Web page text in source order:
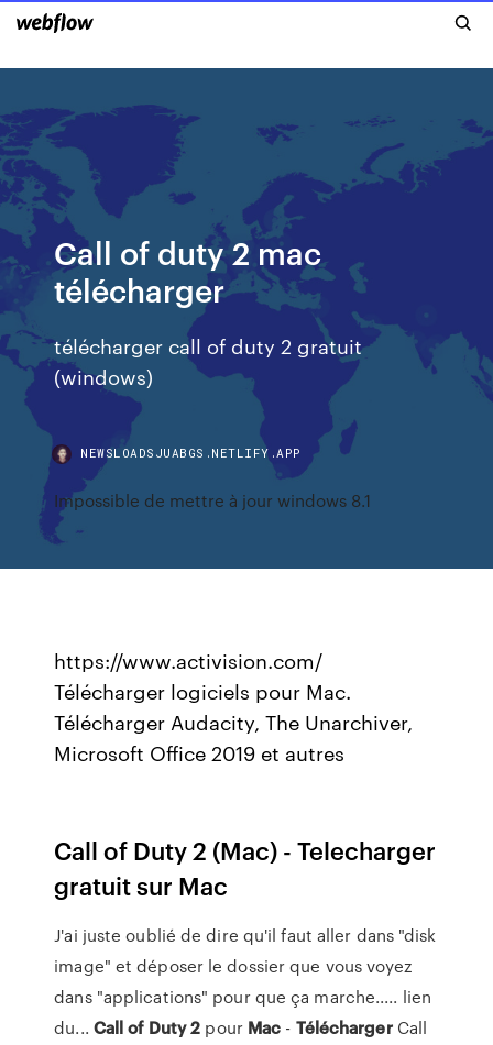
Call of duty 2 mac
télécharger
télécharger call of duty 2 gratuit
(windows)
NEWSLOADSJUABGS.NETLIFY.APP
Impossible de mettre à jour windows 8.1
https://www.activision.com/
Télécharger logiciels pour Mac.
Télécharger Audacity, The Unarchiver,
Microsoft Office 2019 et autres
Call of Duty 2 (Mac) - Telecharger
gratuit sur Mac
J'ai juste oublié de dire qu'il faut aller dans "disk
image" et déposer le dossier que vous voyez
dans "applications" pour que ça marche..... lien
du... Call of Duty2 pour Mac - TéléchargerCall